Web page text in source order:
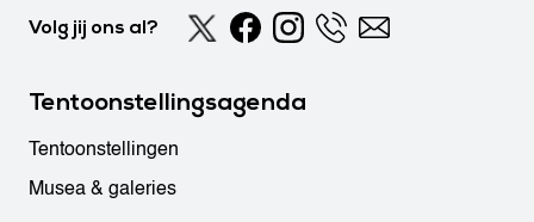
Volg jij ons al?
Tentoonstellingsagenda
Tentoonstellingen
Musea & galeries